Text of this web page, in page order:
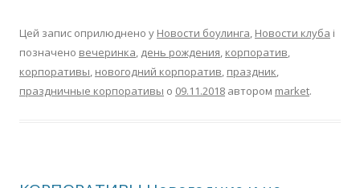
Цей запис оприлюднено у Новости боулинга, Новости клуба і
позначено вечеринка, день рождения, корпоратив,
корпоративы, новогодний корпоратив, праздник,
праздничные корпоративы о 09.11.2018 автором market.